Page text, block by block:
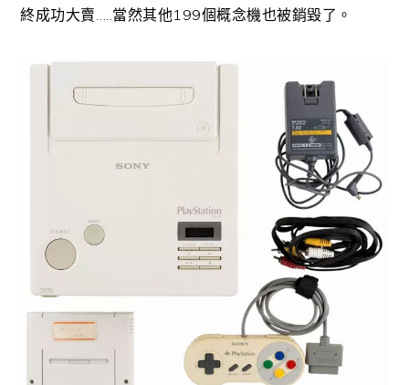
終成功大賣…..當然其他199個概念機也被銷毀了。